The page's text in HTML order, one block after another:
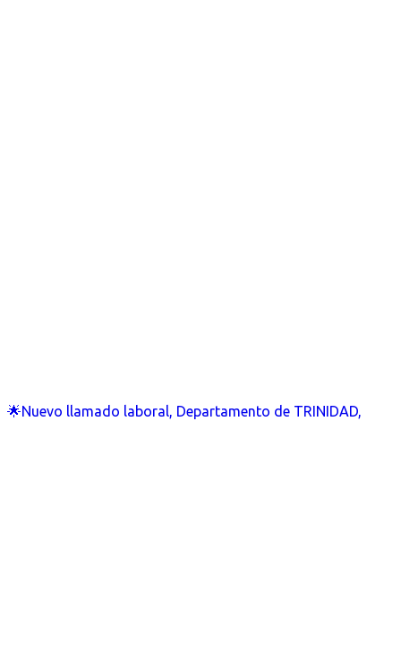
🌟Nuevo llamado laboral, Departamento de TRINIDAD,